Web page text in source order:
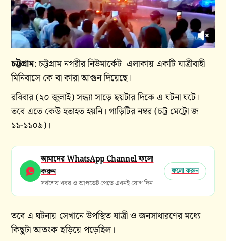
চট্টগ্রাম: চট্টগ্রাম নগরীর নিউমার্কেট এলাকায় একটি যাত্রীবাহী
মিনিবাসে কে বা কারা আগুন দিয়েছে।
রবিবার (২০ জুলাই) সন্ধ্যা সাড়ে ছয়টার দিকে এ ঘটনা ঘটে।
তবে এতে কেউ হতাহত হয়নি। গাড়িটির নম্বর (চট্ট মেট্রো জ
১১-১১০৯)।
আমাদের WhatsApp Channel ফলো
করুন
সর্বশেষ খবর ও আপডেট পেতে এখনই যোগ দিন
ফলো করুন
তবে এ ঘটনায় সেখানে উপস্থিত যাত্রী ও জনসাধারণের মধ্যে
কিছুটা আতংক ছড়িয়ে পড়েছিল।